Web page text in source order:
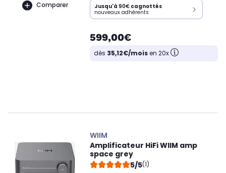
Comparer Jusqu'à 90€ cagnottés
nouveaux adhérents
599,00€
dès 35,12€/moisen 20x
WIIM
Amplificateur HiFi WIIM amp
space grey
5/5(1)